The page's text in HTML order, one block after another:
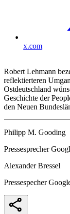
x.com
Robert Lehmann
reflektierteren
Ostdeutschland
Geschichte der
den Neuen
Philipp M. Gooding
Pressesprecher
Alexander Bressel
Pressespecher